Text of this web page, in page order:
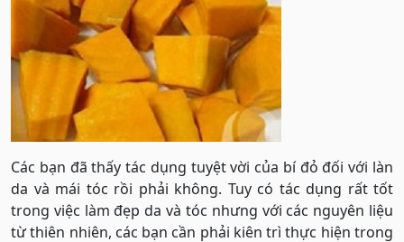
Các bạn đã thấy tác dụng tuyệt vời của bí đỏ đối với làn
da và mái tóc rồi phải không. Tuy có tác dụng rất tốt
trong việc làm đẹp da và tóc nhưng với các nguyên liệu
từ thiên nhiên, các bạn cần phải kiên trì thực hiện trong